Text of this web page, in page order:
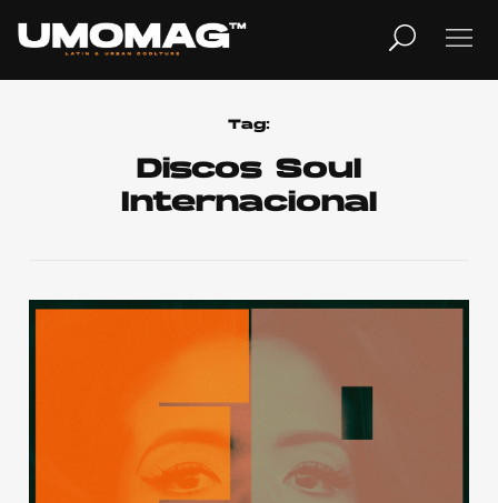
TV
Home
Cover Story
Tag:
Discos Soul
Internacional